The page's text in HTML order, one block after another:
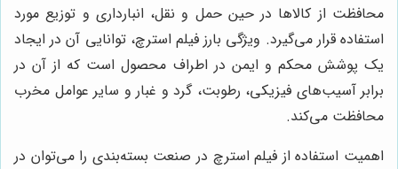
محافظت از کالاها در حین حمل و نقل، انبارداری و توزیع مورد
استفاده قرار می‌گیرد. ویژگی بارز فیلم استرچ، توانایی آن در ایجاد
یک پوشش محکم و ایمن در اطراف محصول است که از آن در
برابر آسیب‌های فیزیکی، رطوبت، گرد و غبار و سایر عوامل مخرب
محافظت می‌کند.
اهمیت استفاده از فیلم استرچ در صنعت بسته‌بندی را می‌توان در